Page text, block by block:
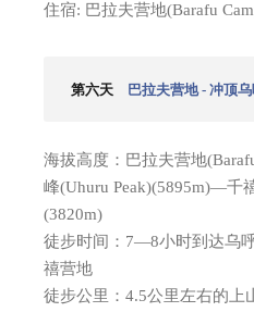
住宿: 巴拉夫营地(Barafu
第六天 巴拉夫营地 - 冲顶
海拔高度：巴拉夫营地
峰(Uhuru Peak)(5895m)—千
(3820m)
徒步时间：7—8小时到达乌
禧营地
徒步公里：4.5公里左右的上